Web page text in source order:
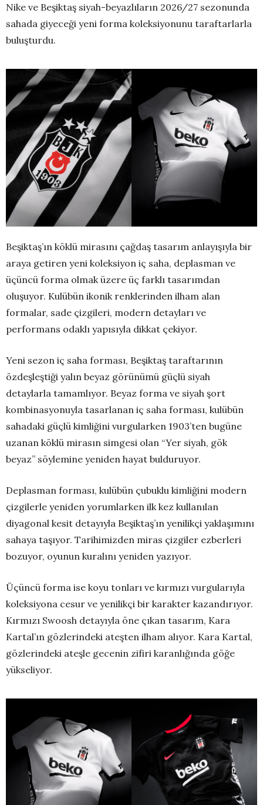
Nike ve Beşiktaş siyah-beyazlıların 2026/27 sezonunda
sahada giyeceği yeni forma koleksiyonunu taraftarlarla
buluşturdu.
Beşiktaş’ın köklü mirasını çağdaş tasarım anlayışıyla bir
araya getiren yeni koleksiyon iç saha, deplasman ve
üçüncü forma olmak üzere üç farklı tasarımdan
oluşuyor. Kulübün ikonik renklerinden ilham alan
formalar, sade çizgileri, modern detayları ve
performans odaklı yapısıyla dikkat çekiyor.
Yeni sezon iç saha forması, Beşiktaş taraftarının
özdeşleştiği yalın beyaz görünümü güçlü siyah
detaylarla tamamlıyor. Beyaz forma ve siyah şort
kombinasyonuyla tasarlanan iç saha forması, kulübün
sahadaki güçlü kimliğini vurgularken 1903’ten bugüne
uzanan köklü mirasın simgesi olan “Yer siyah, gök
beyaz” söylemine yeniden hayat bulduruyor.
Deplasman forması, kulübün çubuklu kimliğini modern
çizgilerle yeniden yorumlarken ilk kez kullanılan
diyagonal kesit detayıyla Beşiktaş’ın yenilikçi yaklaşımını
sahaya taşıyor. Tarihimizden miras çizgiler ezberleri
bozuyor, oyunun kuralını yeniden yazıyor.
Üçüncü forma ise koyu tonları ve kırmızı vurgularıyla
koleksiyona cesur ve yenilikçi bir karakter kazandırıyor.
Kırmızı Swoosh detayıyla öne çıkan tasarım, Kara
Kartal’ın gözlerindeki ateşten ilham alıyor. Kara Kartal,
gözlerindeki ateşle gecenin zifiri karanlığında göğe
yükseliyor.